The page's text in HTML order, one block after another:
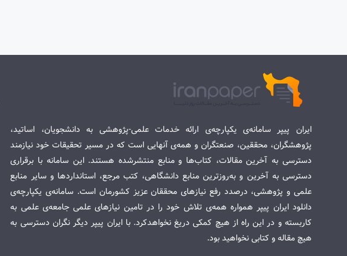
ایران پیپر سامانه‌ی یکپارچه‌ی ارائه خدمات علمی-پژوهشی به دانشجویان، اساتید،
پژوهشگران، محققین، صنعتگران و همه‌ی آنهایی است که در مسیر تحقیقات خود نیازمند
دسترسی به آخرین مقالات، کتاب‌ها و منابع منتشرشده هستند. این سامانه با برقراری
دسترسی به آخرین و به‌روزترین منابع دانشگاهی، کتب مرجع، استانداردها و سایر منابع
علمی و پژوهشی، درصدد رفع نیازهای محققان عزیز کشورمان است. سامانه‌ی یکپارچه‌ی
دانلود ایران پیپر همواره همه‌ی تلاش خود را در تامین نیازهای علمی جامعه‌ی علمی به
کاربسته و در این راه از هیچ کمکی دریغ نخواهدکرد. با ایران پیپر دیگر نگران دسترسی به
هیچ مقاله و کتابی نخواهید بود.